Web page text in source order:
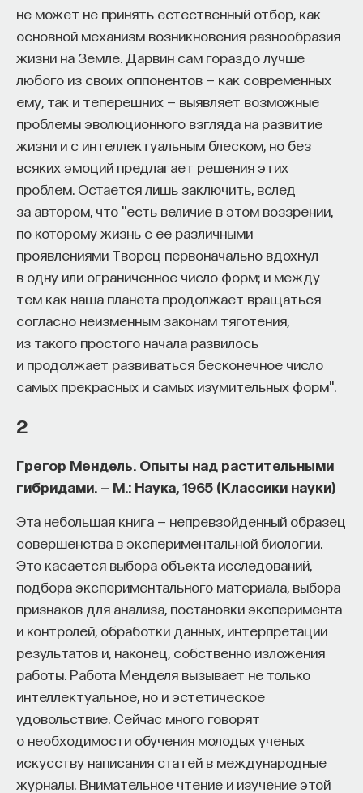
не может не принять естественный отбор, как
основной механизм возникновения разнообразия
жизни на Земле. Дарвин сам гораздо лучше
любого из своих оппонентов — как современных
ему, так и теперешних — выявляет возможные
проблемы эволюционного взгляда на развитие
жизни и с интеллектуальным блеском, но без
всяких эмоций предлагает решения этих
проблем. Остается лишь заключить, вслед
за автором, что "есть величие в этом воззрении,
по которому жизнь с ее различными
проявлениями Творец первоначально вдохнул
в одну или ограниченное число форм; и между
тем как наша планета продолжает вращаться
согласно неизменным законам тяготения,
из такого простого начала развилось
и продолжает развиваться бесконечное число
самых прекрасных и самых изумительных форм".
2
Грегор Мендель. Опыты над растительными
гибридами. — М.: Наука, 1965 (Классики науки)
Эта небольшая книга — непревзойденный образец
совершенства в экспериментальной биологии.
Это касается выбора объекта исследований,
подбора экспериментального материала, выбора
признаков для анализа, постановки эксперимента
и контролей, обработки данных, интерпретации
результатов и, наконец, собственно изложения
работы. Работа Менделя вызывает не только
интеллектуальное, но и эстетическое
удовольствие. Сейчас много говорят
о необходимости обучения молодых ученых
искусству написания статей в международные
журналы. Внимательное чтение и изучение этой
и культурологии факультета гуманитарных наук
НИУ ВШЭ.
3/30/2022
НАПИСАТЬ НАМ
НАД МАТЕРИАЛОМ РАБОТАЛИ
ПостНаука
команда ПостНауки
237 публикаций
КУРС
Философский поиск: начала
СОХРАНИТЬ КУРС